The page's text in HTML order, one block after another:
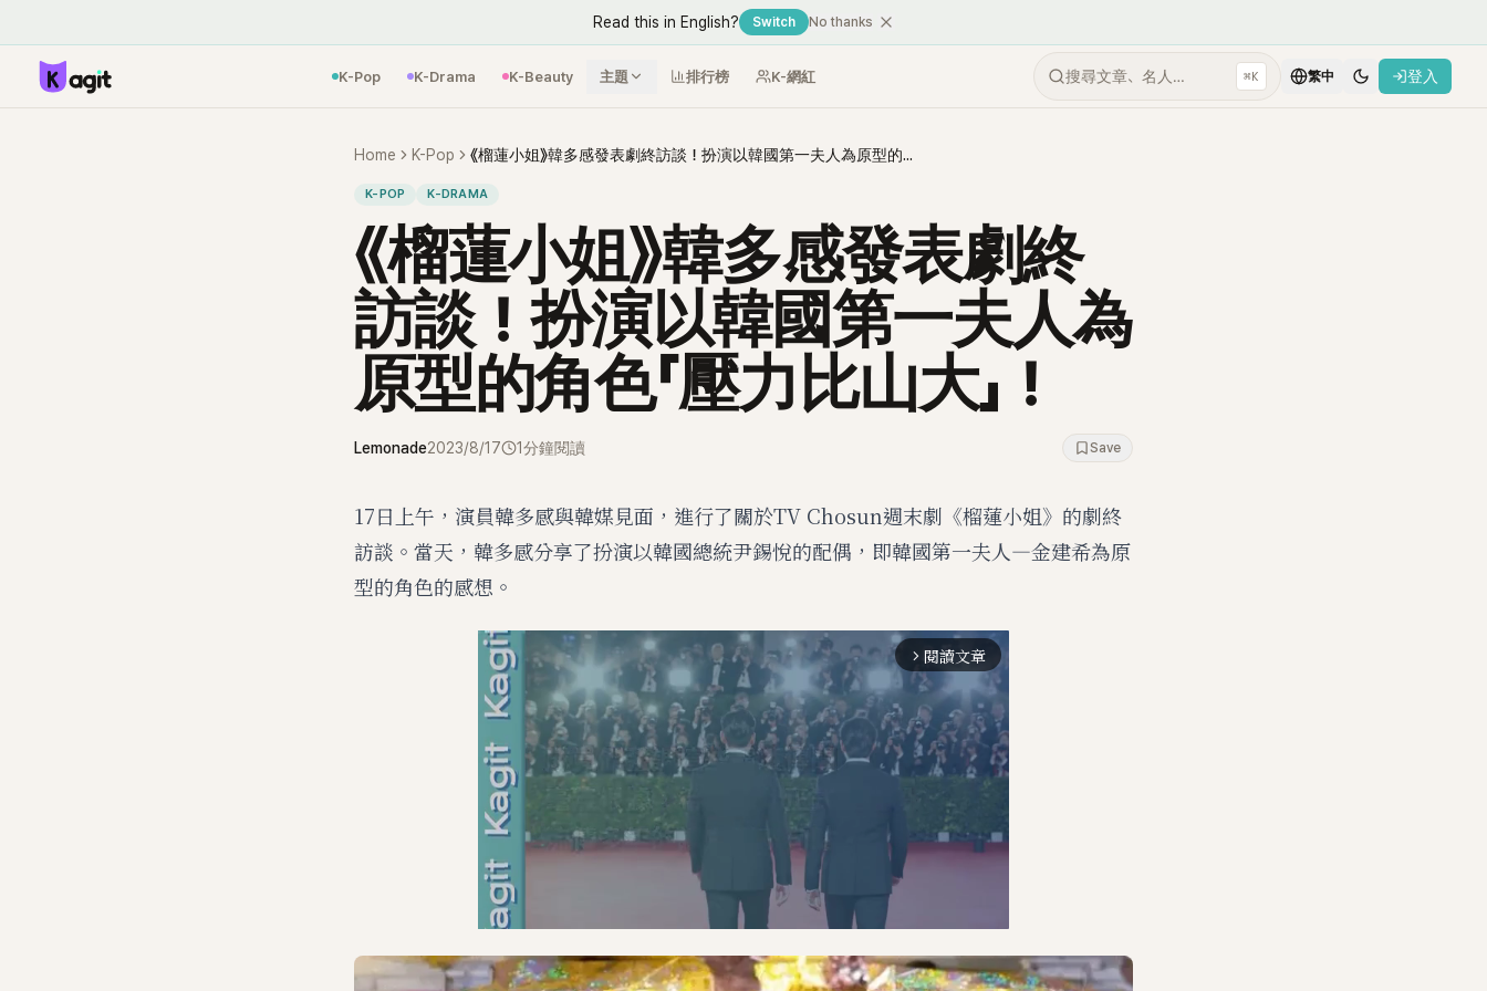
Read this in English? Switch No thanks
K-Pop K-Drama K-Beauty 主題 排行榜 K-網紅 搜尋文章、名人… ⌘K 繁中 登入
Home K-Pop 《榴蓮小姐》韓多感發表劇終訪談！扮演以韓國第一夫人為原型的角色「壓力比山大」！
K-POP K-DRAMA
《榴蓮小姐》韓多感發表劇終
訪談！扮演以韓國第一夫人為
原型的角色「壓力比山大」！
Lemonade2023/8/17 1分鐘閱讀 Save
17日上午，演員韓多感與韓媒見面，進行了關於TV Chosun週末劇《榴蓮小姐》的劇終
訪談。當天，韓多感分享了扮演以韓國總統尹錫悅的配偶，即韓國第一夫人—金建希為原
型的角色的感想。
arrow_forward_ios 閱讀文章